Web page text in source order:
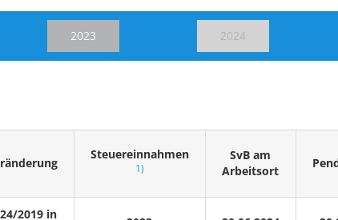
2023 2024
Steuereinnahmen
1)
SvB am
Arbeitsort
2019 in